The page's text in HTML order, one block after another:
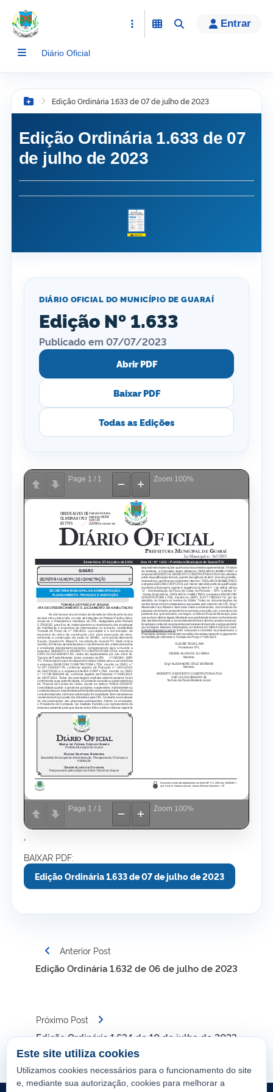
conteúdo
Entrar
Diário Oficial
Botão Menu
Edição Ordinária 1.633 de 07 de julho de 2023
Edição Ordinária 1.633 de 07
de julho de 2023
DIÁRIO OFICIAL DO MUNICÍPIO DE GUARAÍ
Edição Nº 1.633
Publicado em 07/07/2023
Abrir PDF
Baixar PDF
Todas as Edições
Page 1 / 1 Zoom 100%
Page 1 / 1 Zoom 100%
BAIXAR PDF:
Edição Ordinária 1.633 de 07 de julho de 2023
Navegação
Anterior Post
Edição Ordinária 1.632 de 06 de julho de 2023
Próximo Post
Edição Ordinária 1.634 de 10 de julho de 2023
Este site utiliza cookies
Utilizamos cookies necessários para o funcionamento do site
e, mediante sua autorização, cookies para melhorar a